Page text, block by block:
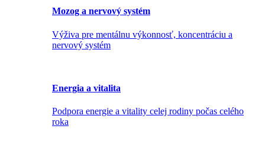
Mozog a nervový systém
Výživa pre mentálnu výkonnosť, koncentráciu a
nervový systém
Energia a vitalita
Podpora energie a vitality celej rodiny počas celého
roka